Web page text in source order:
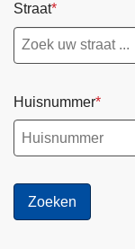
Straat
Huisnummer